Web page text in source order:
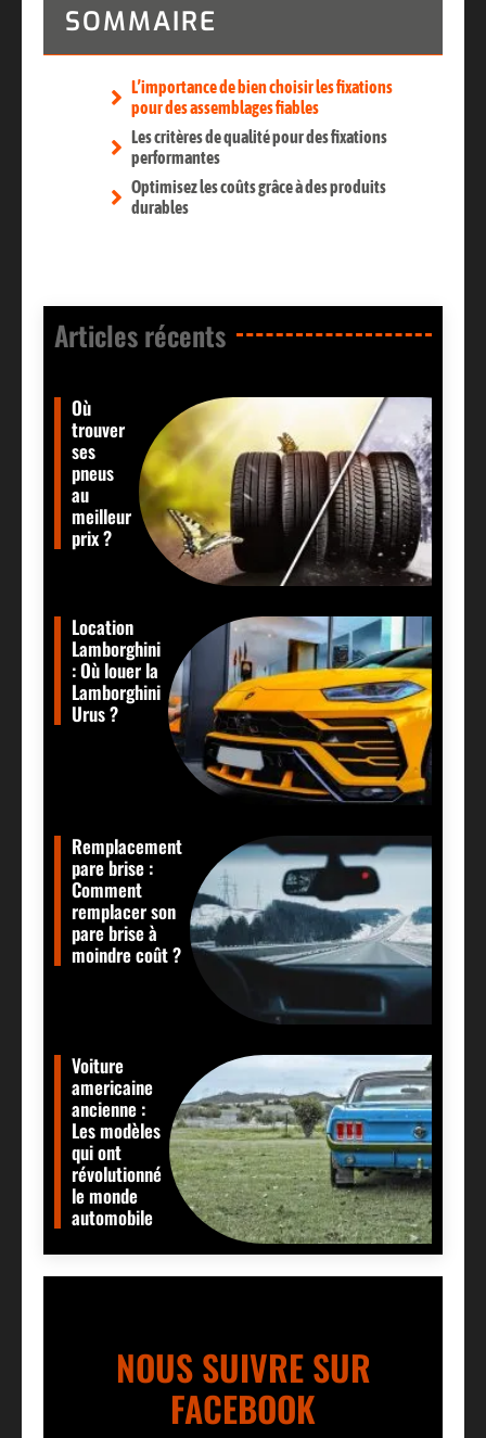
SOMMAIRE
L’importance de bien choisir les fixations
pour des assemblages fiables
Les critères de qualité pour des fixations
performantes
Optimisez les coûts grâce à des produits
durables
Articles récents​
Où
trouver
ses
pneus
au
meilleur
prix ?
Location
Lamborghini
: Où louer la
Lamborghini
Urus ?
Remplacement
pare brise :
Comment
remplacer son
pare brise à
moindre coût ?
Voiture
americaine
ancienne :
Les modèles
qui ont
révolutionné
le monde
automobile
NOUS SUIVRE SUR
FACEBOOK